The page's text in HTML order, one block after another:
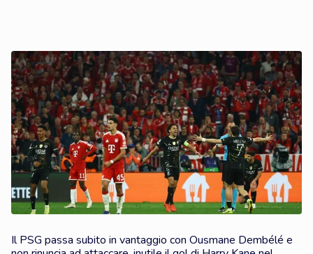
Il PSG passa subito in vantaggio con Ousmane Dembélé e